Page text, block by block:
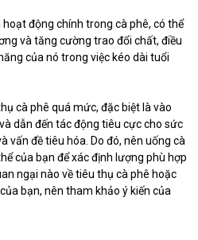
động chính trong cà phê, có thể
và tăng cường trao đổi chất, điều
của nó trong việc kéo dài tuổi
cà phê quá mức, đặc biệt là vào
dẫn đến tác động tiêu cực cho sức
vấn đề tiêu hóa. Do đó, nên uống cà
của bạn để xác định lượng phù hợp
ngại nào về tiêu thụ cà phê hoặc
bạn, nên tham khảo ý kiến của